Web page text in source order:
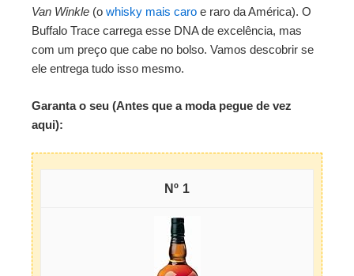
Van Winkle (o whisky mais caro e raro da América). O
Buffalo Trace carrega esse DNA de excelência, mas
com um preço que cabe no bolso. Vamos descobrir se
ele entrega tudo isso mesmo.
Garanta o seu (Antes que a moda pegue de vez
aqui):
1